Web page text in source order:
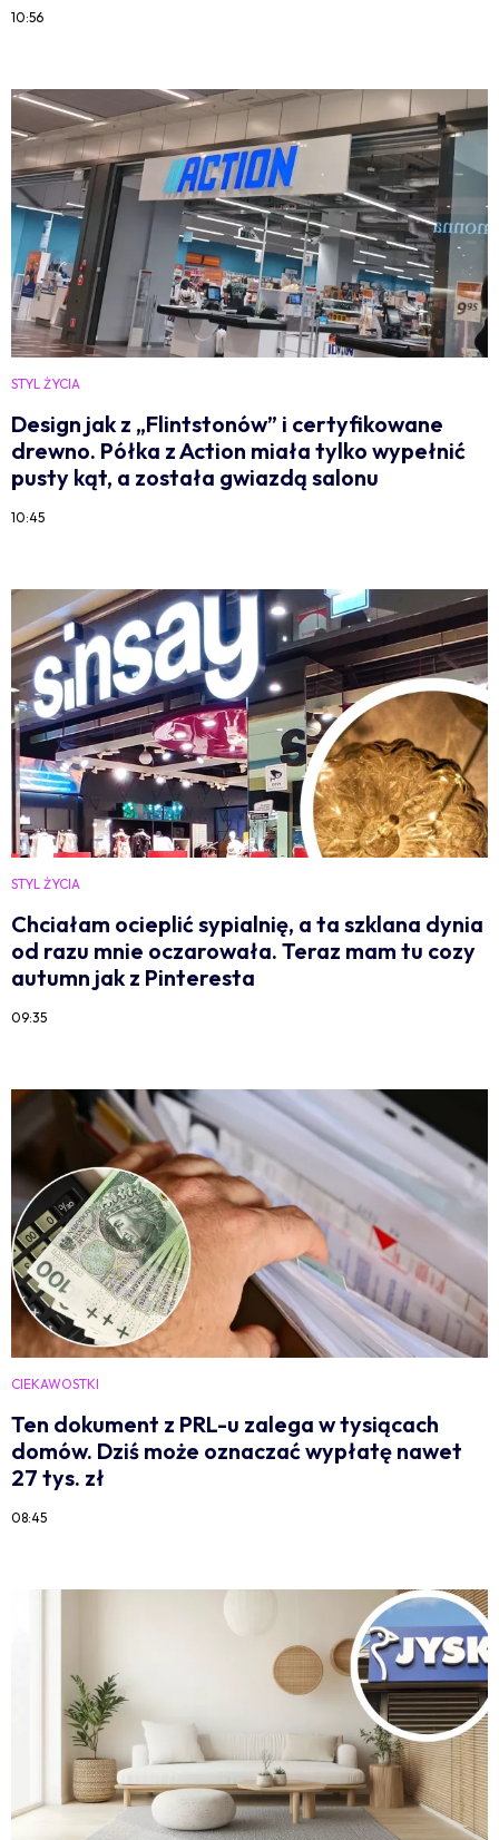
10:56
STYL ŻYCIA
Design jak z „Flintstonów” i certyfikowane
drewno. Półka z Action miała tylko wypełnić
pusty kąt, a została gwiazdą salonu
10:45
STYL ŻYCIA
Chciałam ocieplić sypialnię, a ta szklana dynia
od razu mnie oczarowała. Teraz mam tu cozy
autumn jak z Pinteresta
09:35
CIEKAWOSTKI
Ten dokument z PRL-u zalega w tysiącach
domów. Dziś może oznaczać wypłatę nawet
27 tys. zł
08:45